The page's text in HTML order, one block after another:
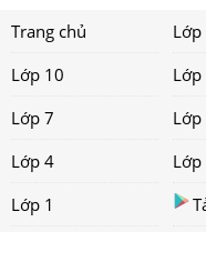
Trang chủ Lớp
Lớp 10
Lớp
Lớp 7
Lớp
Lớp 4
Lớp
Lớp 1